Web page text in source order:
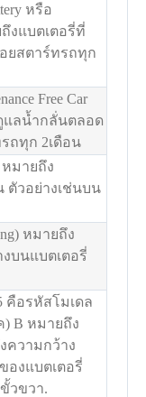
หรือ
ถึงแบตเตอรี่ที่
ยสตาร์ทรถทุก
Free Car
แลน้ำกลั่นตลอด
ถทุก 2เดือน
หมายถึง
ตัวอย่างเช่นบน
หมายถึง
บนแบตเตอรี่
คือรหัสโมเดล
) B หมายถึง
ความกว้าง
องแบตเตอรี่
วขวา.